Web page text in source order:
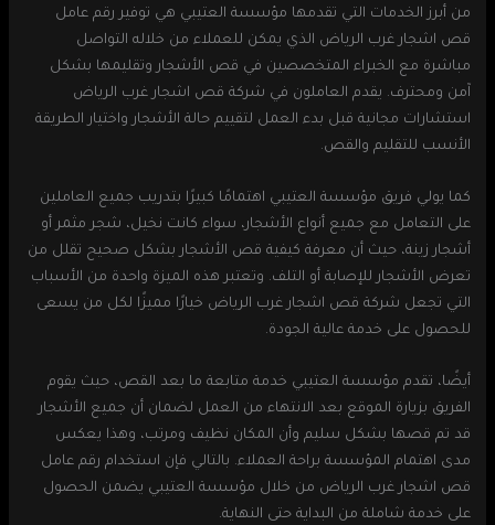
من أبرز الخدمات التي تقدمها مؤسسة العتيبي هي توفير رقم عامل
قص اشجار غرب الرياض الذي يمكن للعملاء من خلاله التواصل
مباشرة مع الخبراء المتخصصين في قص الأشجار وتقليمها بشكل
آمن ومحترف. يقدم العاملون في شركة قص اشجار غرب الرياض
استشارات مجانية قبل بدء العمل لتقييم حالة الأشجار واختيار الطريقة
الأنسب للتقليم والقص.
كما يولي فريق مؤسسة العتيبي اهتمامًا كبيرًا بتدريب جميع العاملين
على التعامل مع جميع أنواع الأشجار، سواء كانت نخيل، شجر مثمر أو
أشجار زينة، حيث أن معرفة كيفية قص الأشجار بشكل صحيح تقلل من
تعرض الأشجار للإصابة أو التلف. وتعتبر هذه الميزة واحدة من الأسباب
التي تجعل شركة قص اشجار غرب الرياض خيارًا مميزًا لكل من يسعى
للحصول على خدمة عالية الجودة.
أيضًا، تقدم مؤسسة العتيبي خدمة متابعة ما بعد القص، حيث يقوم
الفريق بزيارة الموقع بعد الانتهاء من العمل لضمان أن جميع الأشجار
قد تم قصها بشكل سليم وأن المكان نظيف ومرتب، وهذا يعكس
مدى اهتمام المؤسسة براحة العملاء. بالتالي فإن استخدام رقم عامل
قص اشجار غرب الرياض من خلال مؤسسة العتيبي يضمن الحصول
على خدمة شاملة من البداية حتى النهاية.